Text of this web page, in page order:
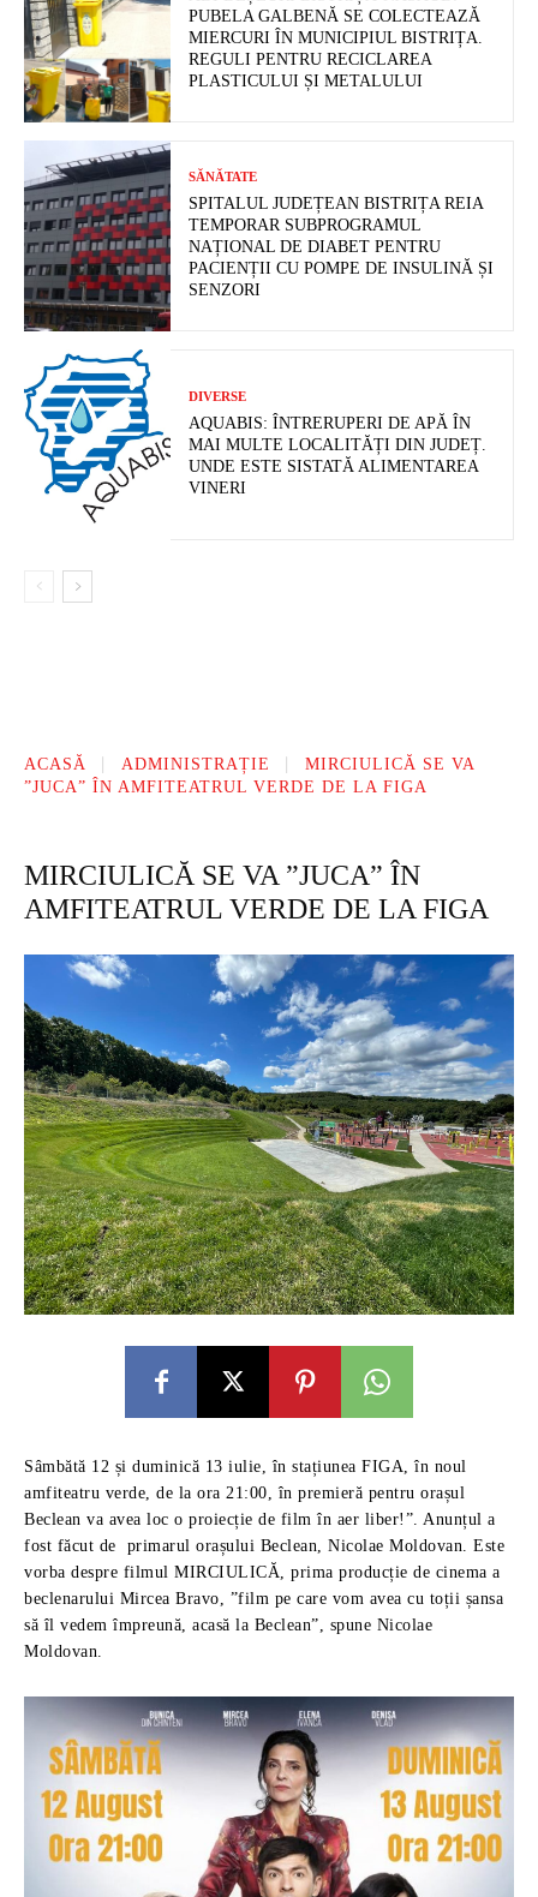
PUBELA GALBENĂ SE COLECTEAZĂ
MIERCURI ÎN MUNICIPIUL BISTRIȚA.
REGULI PENTRU RECICLAREA
PLASTICULUI ȘI METALULUI
SĂNĂTATE
SPITALUL JUDEȚEAN BISTRIȚA REIA
TEMPORAR SUBPROGRAMUL
NAȚIONAL DE DIABET PENTRU
PACIENȚII CU POMPE DE INSULINĂ ȘI
SENZORI
DIVERSE
AQUABIS: ÎNTRERUPERI DE APĂ ÎN
MAI MULTE LOCALITĂȚI DIN JUDEȚ.
UNDE ESTE SISTATĂ ALIMENTAREA
VINERI